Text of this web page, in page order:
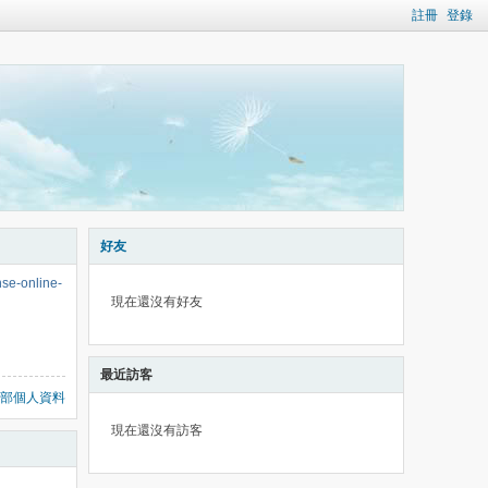
註冊 登錄
online-
個人資料
好友
現在還沒有好友
最近訪客
現在還沒有訪客